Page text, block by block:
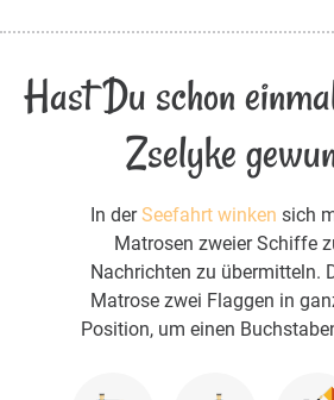
Hast Du schon
Zselyke
In derSeefahrt winken sich
Matrosen zweier Schiffe
Nachrichten zu übermitteln.
Matrose zwei Flaggen in
Position, um einen